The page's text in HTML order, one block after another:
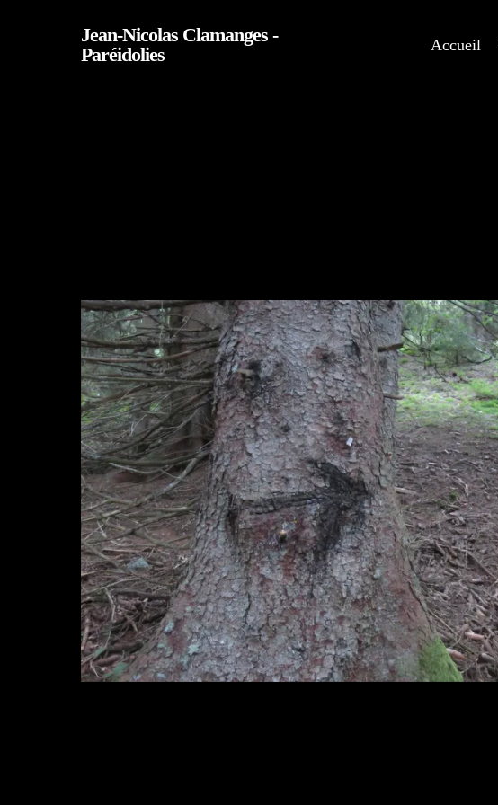
Jean-Nicolas Clamanges -
Paréidolies
Accueil